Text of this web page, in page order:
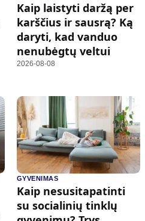
Kaip laistyti daržą per
karščius ir sausrą? Ką
daryti, kad vanduo
nenubėgtų veltui
2026-08-08
GYVENIMAS
Kaip nesusitapatinti
su socialinių tinklų